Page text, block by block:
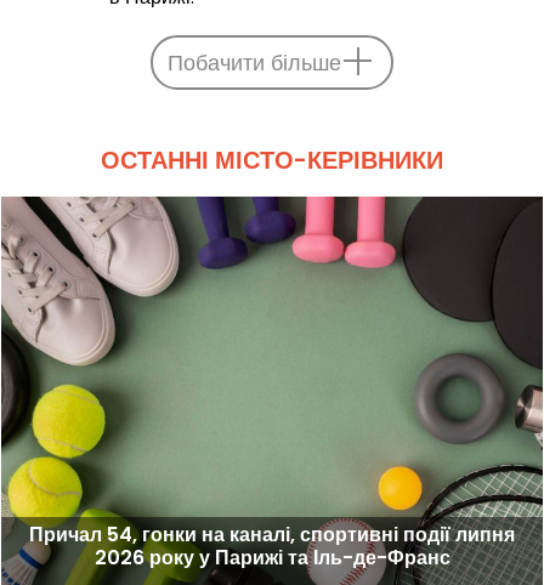
Побачити більше
ОСТАННІ МІСТО-КЕРІВНИКИ
Причал 54, гонки на каналі, спортивні події липня
2026 року у Парижі та Іль-де-Франс